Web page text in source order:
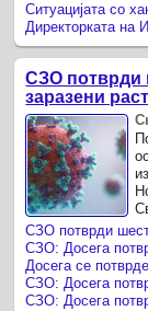
СЗО потврди
заразени
СЗО: Досега